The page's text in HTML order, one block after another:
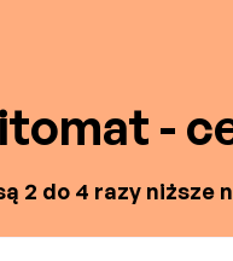
-
2 do 4 razy niższe